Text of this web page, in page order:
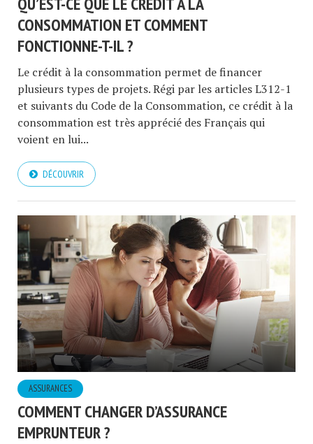
CONSOMMATION ET COMMENT
FONCTIONNE-T-IL ?
Le crédit à la consommation permet de financer
plusieurs types de projets. Régi par les articles L312-1
et suivants du Code de la Consommation, ce crédit à la
consommation est très apprécié des Français qui
voient en lui...
DÉCOUVRIR
ASSURANCES
COMMENT CHANGER D’ASSURANCE
EMPRUNTEUR ?